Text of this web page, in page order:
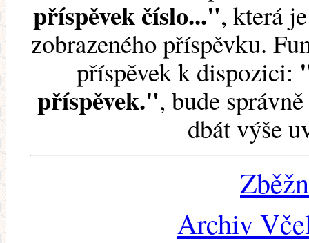
příspěvek číslo...", která
zobrazeného příspěvku.
příspěvek k dispozici:
příspěvek.", bude
dbát výše
Archiv